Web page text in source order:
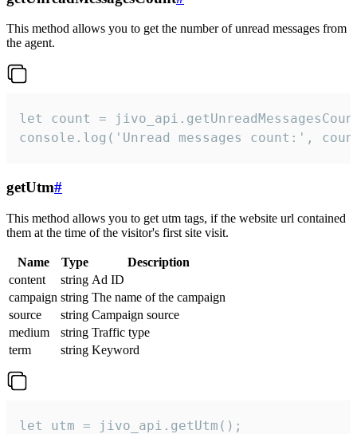
This method allows you to get the number of unread messages from
the agent.
let count =
console.log('Unread messages count:',
getUtm#
This method allows you to get utm tags, if the website url contained
them at the time of the visitor's first site visit.
Name Type
Description
content
string Ad ID
campaign string The name of the campaign
source
string Campaign source
medium
string Traffic type
term
string Keyword
let utm = jivo_api.getUtm();